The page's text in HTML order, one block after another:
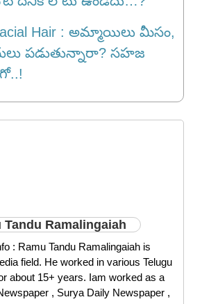
Hair : అమ్మాయిలు మీసం,
ప‌డుతున్నారా? స‌హ‌జ
Tandu Ramalingaiah
: Ramu Tandu Ramalingaiah is
field. He worked in various Telugu
about 15+ years. Iam worked as a
, Surya Daily Newspaper ,